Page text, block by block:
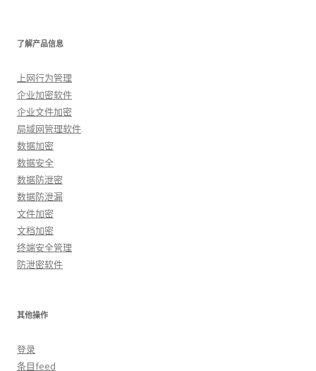
了解产品信息
上网行为管理
企业加密软件
企业文件加密
局域网管理软件
数据加密
数据安全
数据防泄密
数据防泄漏
文件加密
文档加密
终端安全管理
防泄密软件
其他操作
登录
条目feed